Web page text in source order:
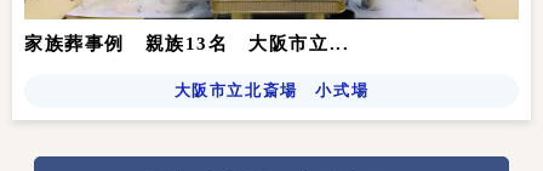
家族葬事例 親族13名 大阪市立...
大阪市立北斎場 小式場